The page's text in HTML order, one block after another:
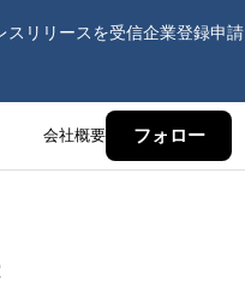
スリリースを受信企業登録申請
会社概要 フォロー